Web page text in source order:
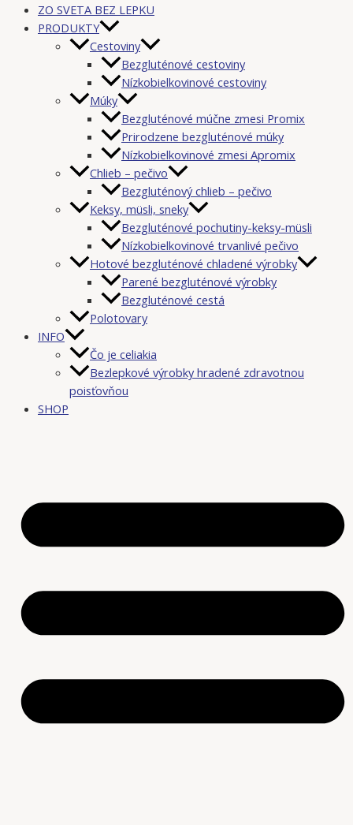
ZO SVETA BEZ LEPKU
PRODUKTY
Cestoviny
Bezgluténové cestoviny
Nízkobielkovinové cestoviny
Múky
Bezgluténové múčne zmesi Promix
Prirodzene bezgluténové múky
Nízkobielkovinové zmesi Apromix
Chlieb – pečivo
Bezgluténový chlieb – pečivo
Keksy, müsli, sneky
Bezgluténové pochutiny-keksy-müsli
Nízkobielkovinové trvanlivé pečivo
Hotové bezgluténové chladené výrobky
Parené bezgluténové výrobky
Bezgluténové cestá
Polotovary
INFO
Čo je celiakia
Bezlepkové výrobky hradené zdravotnou
poisťovňou
SHOP